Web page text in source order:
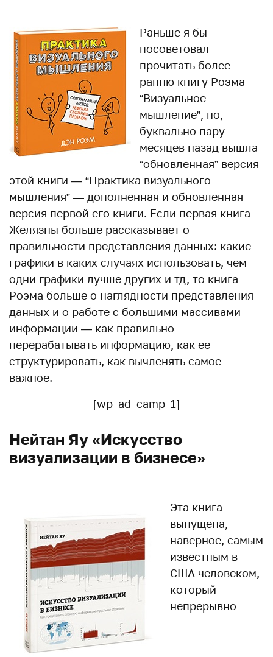
Раньше я бы
посоветовал
прочитать более
ранню книгу Роэма
“Визуальное
мышление”, но,
буквально пару
месяцев назад вышла
“обновленная” версия
этой книги — “Практика визуального
мышления” — дополненная и обновленная
версия первой его книги. Если первая книга
Желязны больше рассказывает о
правильности представления данных: какие
графики в каких случаях использовать, чем
одни графики лучше других и тд, то книга
Роэма больше о наглядности представления
данных и о работе с большими массивами
информации — как правильно
перерабатывать информацию, как ее
структурировать, как вычленять самое
важное.
[wp_ad_camp_1]
Нейтан Яу «Искусство
визуализации в бизнесе»
Эта книга
выпущена,
наверное, самым
известным в
США человеком,
который
непрерывно